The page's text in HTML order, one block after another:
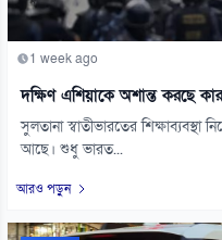
1 week ago
দক্ষিণ এশিয়াকে অশান্ত করছে
সুলতানা স্বাতীভারতের
আছে। শুধু ভারত...
আরও পড়ুন